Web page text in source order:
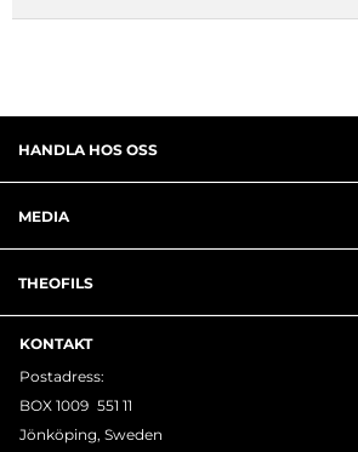
HANDLA HOS OSS
MEDIA
THEOFILS
KONTAKT
Postadress:
BOX 1009 551 11
Jönköping, Sweden